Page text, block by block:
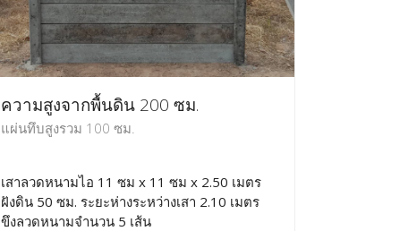
ความสูงจากพื้นดิน 200 ซม.
แผ่นทึบสูงรวม 100 ซม.
เสาลวดหนามไอ 11 ซม x 11 ซม x 2.50 เมตร
ฝังดิน 50 ซม. ระยะห่างระหว่างเสา 2.10 เมตร
ขึงลวดหนามจำนวน 5 เส้น